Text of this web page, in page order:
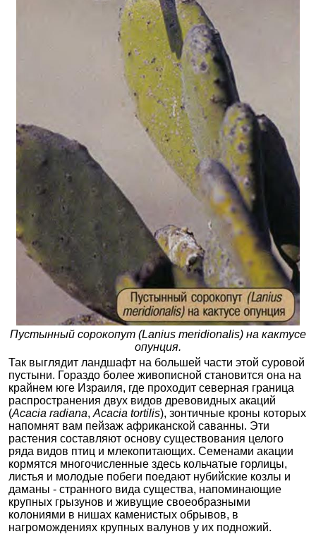
Пустынный сорокопут (Lanius meridionalis) на кактусе
опунция.
Так выглядит ландшафт на большей части этой суровой
пустыни. Гораздо более живописной становится она на
крайнем юге Израиля, где проходит северная граница
распространения двух видов древовидных акаций
(Acacia radiana, Acacia tortilis), зонтичные кроны которых
напомнят вам пейзаж африканской саванны. Эти
растения составляют основу существования целого
ряда видов птиц и млекопитающих. Семенами акации
кормятся многочисленные здесь кольчатые горлицы,
листья и молодые побеги поедают нубийские козлы и
даманы - странного вида существа, напоминающие
крупных грызунов и живущие своеобразными
колониями в нишах каменистых обрывов, в
нагромождениях крупных валунов у их подножий.